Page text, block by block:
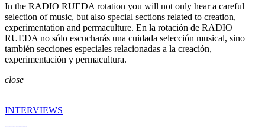
In the RADIO RUEDA rotation you will not only hear a careful
selection of music, but also special sections related to creation,
experimentation and permaculture. En la rotación de RADIO
RUEDA no sólo escucharás una cuidada selección musical, sino
también secciones especiales relacionadas a la creación,
experimentación y permacultura.
close
INTERVIEWS